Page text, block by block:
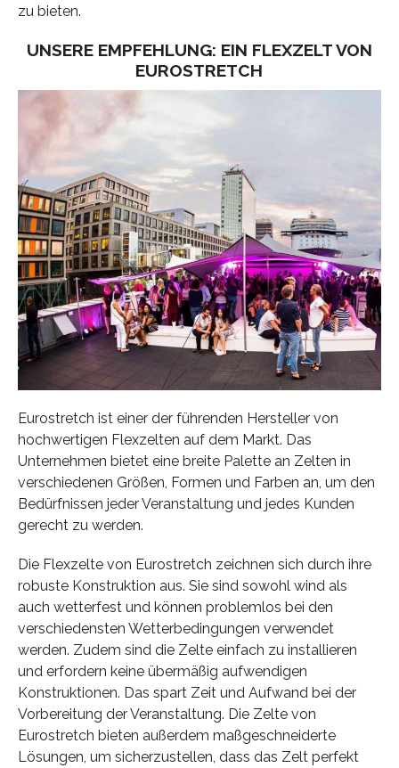
zu bieten.
UNSERE EMPFEHLUNG: EIN FLEXZELT VON
EUROSTRETCH
Eurostretch ist einer der führenden Hersteller von
hochwertigen Flexzelten auf dem Markt. Das
Unternehmen bietet eine breite Palette an Zelten in
verschiedenen Größen, Formen und Farben an, um den
Bedürfnissen jeder Veranstaltung und jedes Kunden
gerecht zu werden.
Die Flexzelte von Eurostretch zeichnen sich durch ihre
robuste Konstruktion aus. Sie sind sowohl wind als
auch wetterfest und können problemlos bei den
verschiedensten Wetterbedingungen verwendet
werden. Zudem sind die Zelte einfach zu installieren
und erfordern keine übermäßig aufwendigen
Konstruktionen. Das spart Zeit und Aufwand bei der
Vorbereitung der Veranstaltung. Die Zelte von
Eurostretch bieten außerdem maßgeschneiderte
Lösungen, um sicherzustellen, dass das Zelt perfekt